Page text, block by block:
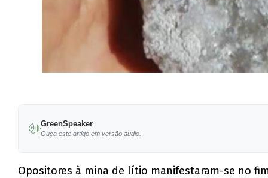
GreenSpeaker
Ouça este artigo em versão áudio.
Opositores à mina de lítio manifestaram-se no